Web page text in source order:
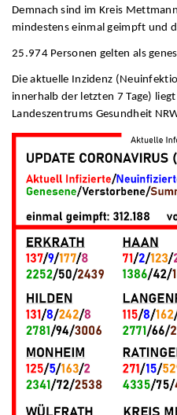
Demnach sind im Kreis
mindestens einmal geimpft und
25.974 Personen gelten als
Die aktuelle Inzidenz
innerhalb der letzten 7 Tage)
Landeszentrums Gesundheit